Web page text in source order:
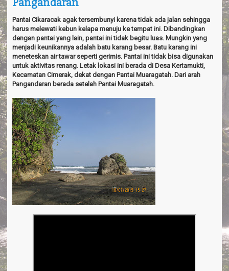
i
g
a
t
i
o
n
Pangandaran
Pantai Cikaracak agak tersembunyi karena tidak ada jalan sehingga
harus melewati kebun kelapa menuju ke tempat ini. Dibandingkan
dengan pantai yang lain, pantai ini tidak begitu luas. Mungkin yang
menjadi keunikannya adalah batu karang besar. Batu karang ini
meneteskan air tawar seperti gerimis. Pantai ini tidak bisa digunakan
untuk aktivitas renang. Letak lokasi ini berada di Desa Kertamukti,
Kecamatan Cimerak, dekat dengan Pantai Muaragatah. Dari arah
Pangandaran berada setelah Pantai Muaragatah.